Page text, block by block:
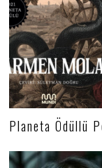
Planeta Ödüllü